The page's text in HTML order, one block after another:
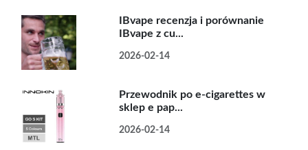
IBvape recenzja i porównanie
IBvape z cu...
2026-02-14
Przewodnik po e-cigarettes w
sklep e pap...
2026-02-14